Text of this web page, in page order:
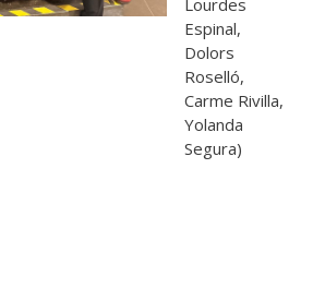
Espinal,
Dolors
Roselló,
Carme Rivilla,
Yolanda
Segura)